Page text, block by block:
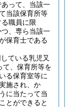
って、当該一
当該保育所等
職員に限
、専ら当該一
保育士である
ている乳児又
て、保育所等を
る保育室等に
施され、か
に当たって当
とができると